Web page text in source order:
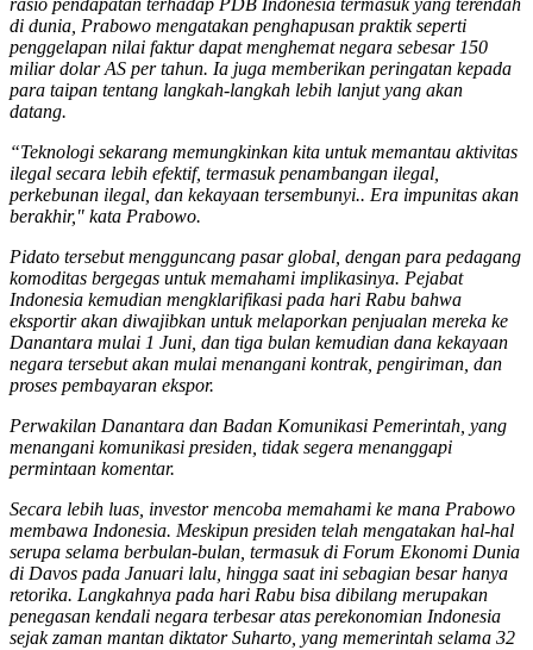
rasio pendapatan terhadap PDB Indonesia termasuk yang terendah
di dunia, Prabowo mengatakan penghapusan praktik seperti
penggelapan nilai faktur dapat menghemat negara sebesar 150
miliar dolar AS per tahun. Ia juga memberikan peringatan kepada
para taipan tentang langkah-langkah lebih lanjut yang akan
datang.
“Teknologi sekarang memungkinkan kita untuk memantau aktivitas
ilegal secara lebih efektif, termasuk penambangan ilegal,
perkebunan ilegal, dan kekayaan tersembunyi.. Era impunitas akan
berakhir," kata Prabowo.
Pidato tersebut mengguncang pasar global, dengan para pedagang
komoditas bergegas untuk memahami implikasinya. Pejabat
Indonesia kemudian mengklarifikasi pada hari Rabu bahwa
eksportir akan diwajibkan untuk melaporkan penjualan mereka ke
Danantara mulai 1 Juni, dan tiga bulan kemudian dana kekayaan
negara tersebut akan mulai menangani kontrak, pengiriman, dan
proses pembayaran ekspor.
Perwakilan Danantara dan Badan Komunikasi Pemerintah, yang
menangani komunikasi presiden, tidak segera menanggapi
permintaan komentar.
Secara lebih luas, investor mencoba memahami ke mana Prabowo
membawa Indonesia. Meskipun presiden telah mengatakan hal-hal
serupa selama berbulan-bulan, termasuk di Forum Ekonomi Dunia
di Davos pada Januari lalu, hingga saat ini sebagian besar hanya
retorika. Langkahnya pada hari Rabu bisa dibilang merupakan
penegasan kendali negara terbesar atas perekonomian Indonesia
sejak zaman mantan diktator Suharto, yang memerintah selama 32